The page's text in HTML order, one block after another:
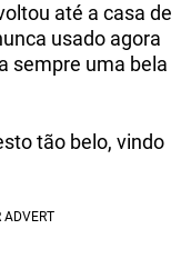
até a casa de
usado agora
sempre uma bela
tão belo, vindo